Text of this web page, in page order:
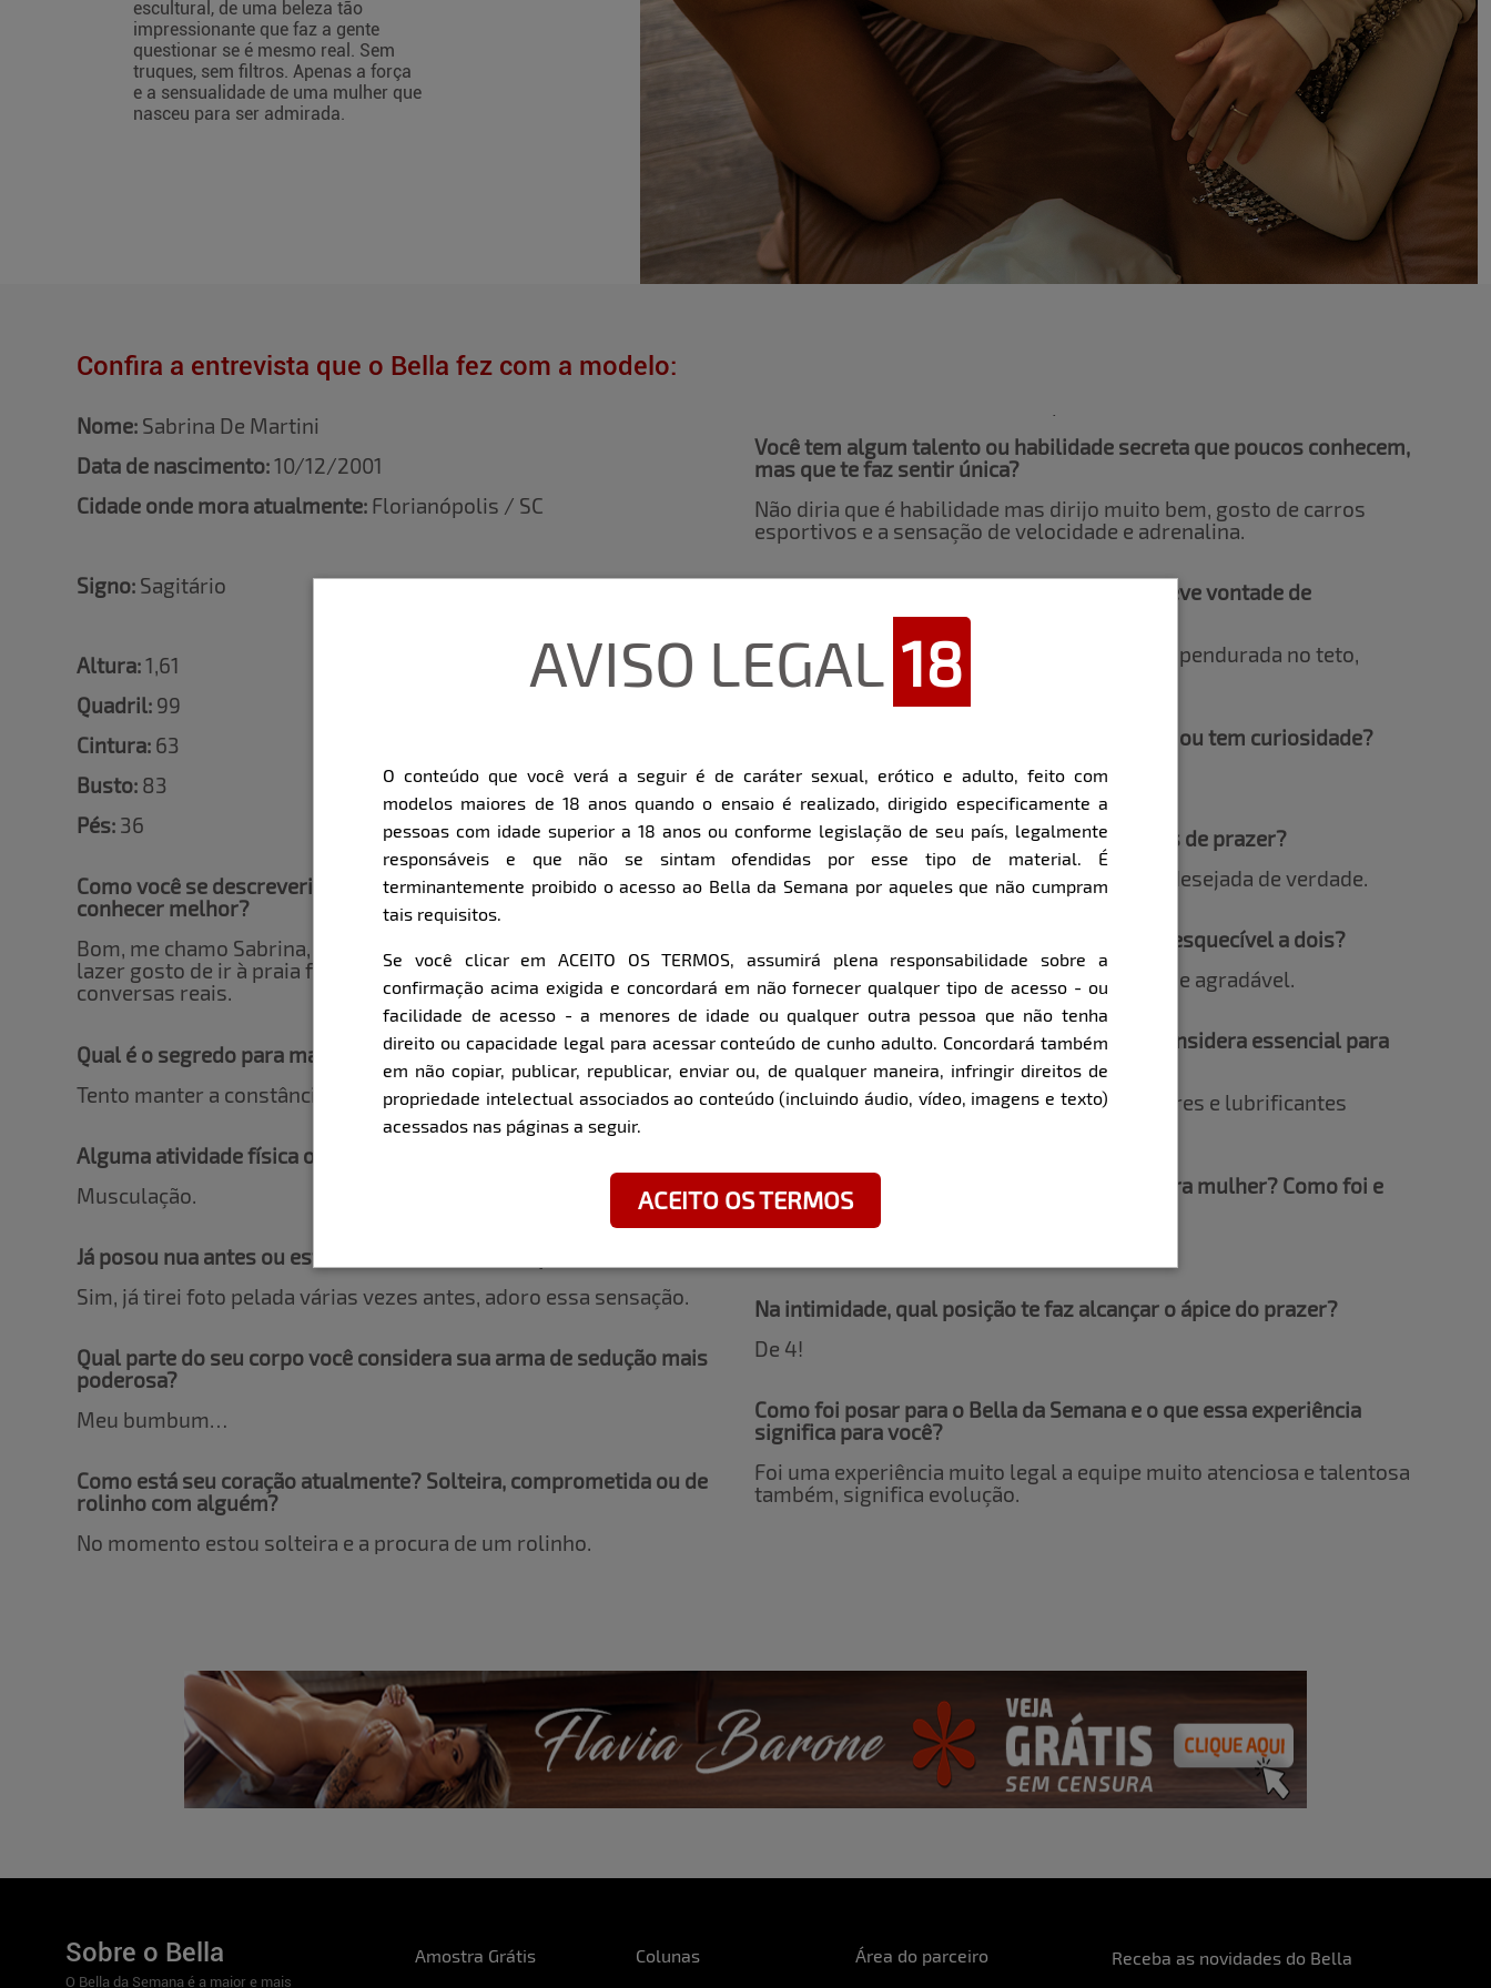
escultural, de uma beleza tão
impressionante que faz a gente
questionar se é mesmo real. Sem
truques, sem filtros. Apenas a força
e a sensualidade de uma mulher que
nasceu para ser admirada.
Confira a entrevista que o Bella fez com a modelo:
Nome: Sabrina De Martini
Data de nascimento:10/12/2001
Cidade onde mora atualmente: Florianópolis / SC
Signo: Sagitário
Altura:1,61
Quadril: 99
Cintura: 63
Busto: 83
Pés: 36
Como você se descreveria para que nossos assinantes possam te
conhecer melhor?
Bom, me chamo Sabrina, tenho 24 anos. Nos meus momentos de
lazer gosto de ir à praia ficar com meus amigos, família e de ter
conversas reais.
Qual é o segredo para manter suas curvas irresistíveis?
Tento manter a constância nos treinos.
Alguma atividade física ou esporte favorito?
Musculação.
Já posou nua antes ou esta é uma nova aventura para você?
Sim, já tirei foto pelada várias vezes antes, adoro essa sensação.
Qual parte do seu corpo você considera sua arma de sedução mais
poderosa?
Meu bumbum…
Como está seu coração atualmente? Solteira, comprometida ou de
rolinho com alguém?
No momento estou solteira e a procura de um rolinho.
Você tem algum talento ou habilidade secreta que poucos conhecem,
mas que te faz sentir única?
Não diria que é habilidade mas dirijo muito bem, gosto de carros
esportivos e a sensação de velocidade e adrenalina.
Qual é o fetiche mais inusitado que você já teve vontade de
experimentar?
Ser totalmente amarrada, amordaçada, ficar pendurada no teto,
ganhar muitos tapas e chicotadas.
O sexo anal é algo que você já experimentou ou tem curiosidade?
Já experimentei, amo e recomendo.
O que te faz perder o fôlego e sentir arrepios de prazer?
Uma pegada forte e sentir que estou sendo desejada de verdade.
Qual é o seu segredo para criar uma noite inesquecível a dois?
Conversa boa, vinho e um ambiente propício e agradável.
Existe algum acessório ou brinquedo que considera essencial para
apimentar o clima?
É sempre bom apostar em algemas, vibradores e lubrificantes
Já teve a experiência de se envolver com outra mulher? Como foi e
repetiria?
Na intimidade, qual posição te faz alcançar o ápice do prazer?
De 4!
Como foi posar para o Bella da Semana e o que essa experiência
significa para você?
Foi uma experiência muito legal a equipe muito atenciosa e talentosa
também, significa evolução.
AVISO LEGAL 18
O conteúdo que você verá a seguir é de caráter sexual, erótico e adulto, feito com
modelos maiores de 18 anos quando o ensaio é realizado, dirigido especificamente a
pessoas com idade superior a 18 anos ou conforme legislação de seu país, legalmente
responsáveis e que não se sintam ofendidas por esse tipo de material. É
terminantemente proibido o acesso ao Bella da Semana por aqueles que não cumpram
tais requisitos.
Se você clicar em ACEITO OS TERMOS, assumirá plena responsabilidade sobre a
confirmação acima exigida e concordará em não fornecer qualquer tipo de acesso - ou
facilidade de acesso - a menores de idade ou qualquer outra pessoa que não tenha
direito ou capacidade legal para acessar conteúdo de cunho adulto. Concordará também
em não copiar, publicar, republicar, enviar ou, de qualquer maneira, infringir direitos de
propriedade intelectual associados ao conteúdo (incluindo áudio, vídeo, imagens e texto)
acessados nas páginas a seguir.
ACEITO OS TERMOS
Sobre o Bella
O Bella da Semana é a maior e mais
Amostra Grátis Colunas
Área do parceiro
Receba as novidades do Bella